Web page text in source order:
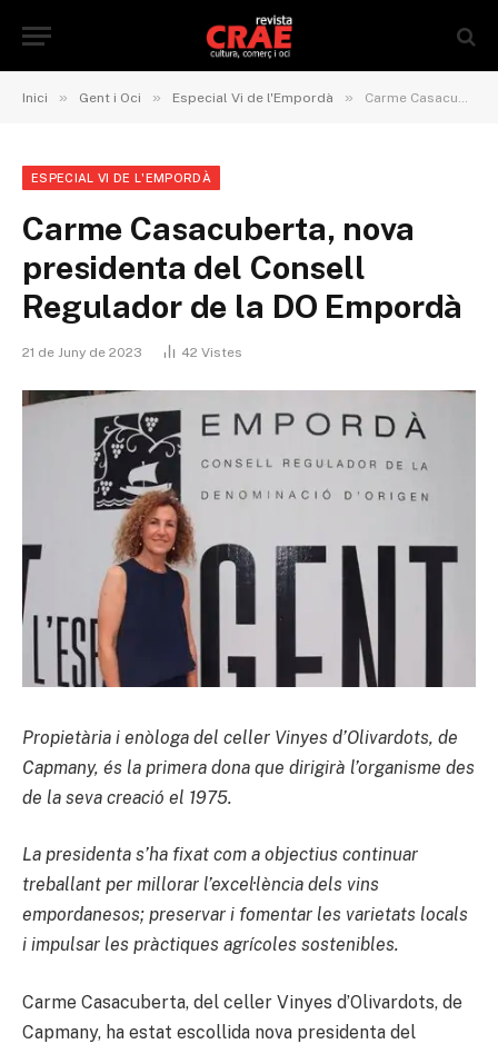
Inici » Gent i Oci » Especial Vi de l'Empordà » Carme Casacuberta, nova presidenta del Consell Regulador de la DO Empordà
ESPECIAL VI DE L'EMPORDÀ
Carme Casacuberta, nova
presidenta del Consell
Regulador de la DO Empordà
21 de Juny de 2023 42 Vistes
Propietària i enòloga del celler Vinyes d’Olivardots, de
Capmany, és la primera dona que dirigirà l’organisme des
de la seva creació el 1975.
La presidenta s’ha fixat com a objectius continuar
treballant per millorar l’excel·lència dels vins
empordanesos; preservar i fomentar les varietats locals
i impulsar les pràctiques agrícoles sostenibles.
Carme Casacuberta, del celler Vinyes d’Olivardots, de
Capmany, ha estat escollida nova presidenta del